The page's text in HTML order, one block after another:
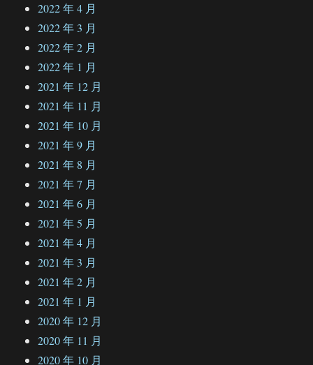
2022 年 4 月
2022 年 3 月
2022 年 2 月
2022 年 1 月
2021 年 12 月
2021 年 11 月
2021 年 10 月
2021 年 9 月
2021 年 8 月
2021 年 7 月
2021 年 6 月
2021 年 5 月
2021 年 4 月
2021 年 3 月
2021 年 2 月
2021 年 1 月
2020 年 12 月
2020 年 11 月
2020 年 10 月